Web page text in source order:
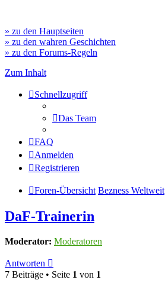
» zu den Hauptseiten
» zu den wahren Geschichten
» zu den Forums-Regeln
Zum Inhalt
Schnellzugriff
Das Team
FAQ
Anmelden
Registrieren
Foren-Übersicht Bezness Weltweit
DaF-Trainerin
Moderator: Moderatoren
Antworten
7 Beiträge • Seite 1 von 1